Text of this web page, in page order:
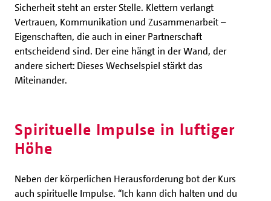
Sicherheit steht an erster Stelle. Klettern verlangt
Vertrauen, Kommunikation und Zusammenarbeit –
Eigenschaften, die auch in einer Partnerschaft
entscheidend sind. Der eine hängt in der Wand, der
andere sichert: Dieses Wechselspiel stärkt das
Miteinander.
Spirituelle Impulse in luftiger
Höhe
Neben der körperlichen Herausforderung bot der Kurs
auch spirituelle Impulse. “Ich kann dich halten und du